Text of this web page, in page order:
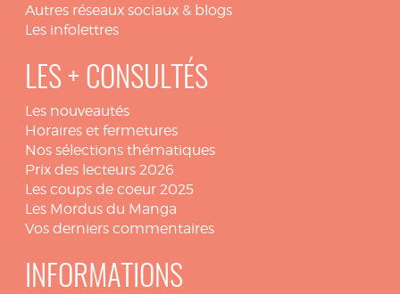
Autres réseaux sociaux & blogs
Les infolettres
LES + CONSULTÉS
Les nouveautés
Horaires et fermetures
Nos sélections thématiques
Prix des lecteurs 2026
Les coups de coeur 2025
Les Mordus du Manga
Vos derniers commentaires
INFORMATIONS